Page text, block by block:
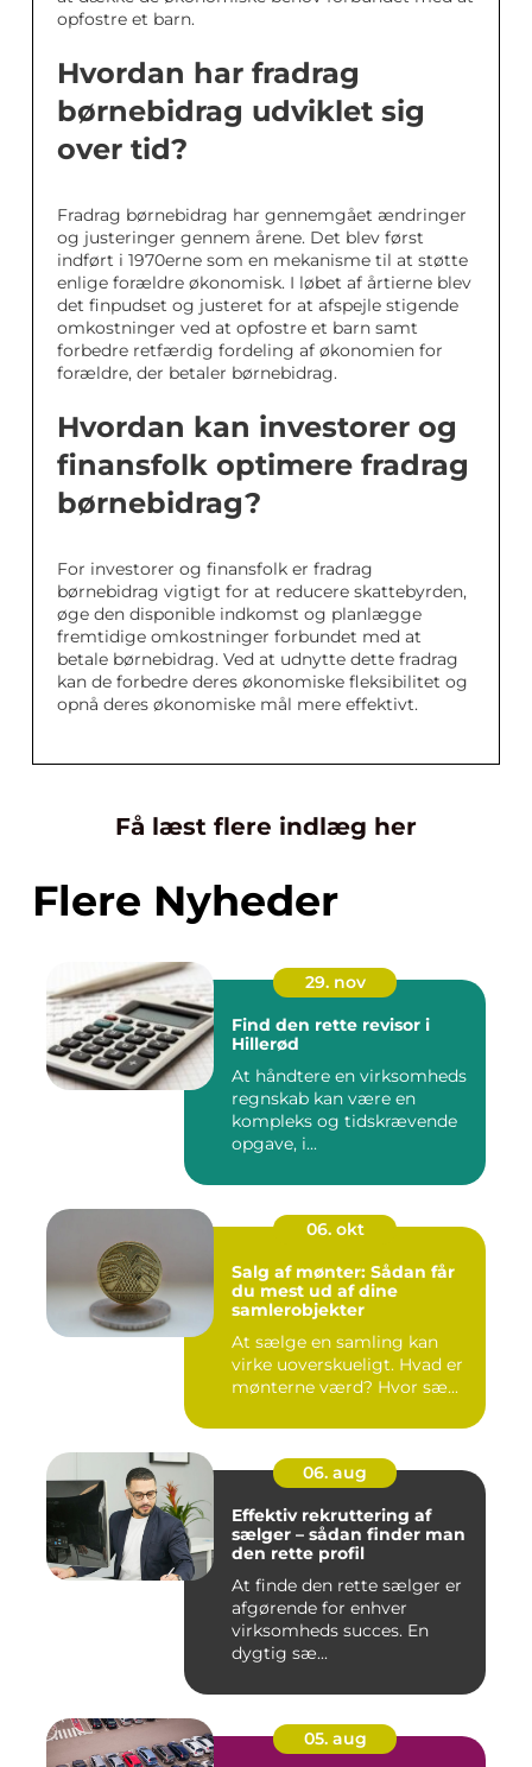
opfostre et barn.
Hvordan har fradrag
børnebidrag udviklet sig
over tid?
Fradrag børnebidrag har gennemgået ændringer
og justeringer gennem årene. Det blev først
indført i 1970erne som en mekanisme til at støtte
enlige forældre økonomisk. I løbet af årtierne blev
det finpudset og justeret for at afspejle stigende
omkostninger ved at opfostre et barn samt
forbedre retfærdig fordeling af økonomien for
forældre, der betaler børnebidrag.
Hvordan kan investorer og
finansfolk optimere fradrag
børnebidrag?
For investorer og finansfolk er fradrag
børnebidrag vigtigt for at reducere skattebyrden,
øge den disponible indkomst og planlægge
fremtidige omkostninger forbundet med at
betale børnebidrag. Ved at udnytte dette fradrag
kan de forbedre deres økonomiske fleksibilitet og
opnå deres økonomiske mål mere effektivt.
Få læst flere indlæg her
Flere Nyheder
29. nov
Find den rette revisor i
Hillerød
At håndtere en virksomheds
regnskab kan være en
kompleks og tidskrævende
opgave, i...
06. okt
Salg af mønter: Sådan får
du mest ud af dine
samlerobjekter
At sælge en samling kan
virke uoverskueligt. Hvad er
mønterne værd? Hvor sæ...
06. aug
Effektiv rekruttering af
sælger – sådan finder man
den rette profil
At finde den rette sælger er
afgørende for enhver
virksomheds succes. En
dygtig sæ...
05. aug